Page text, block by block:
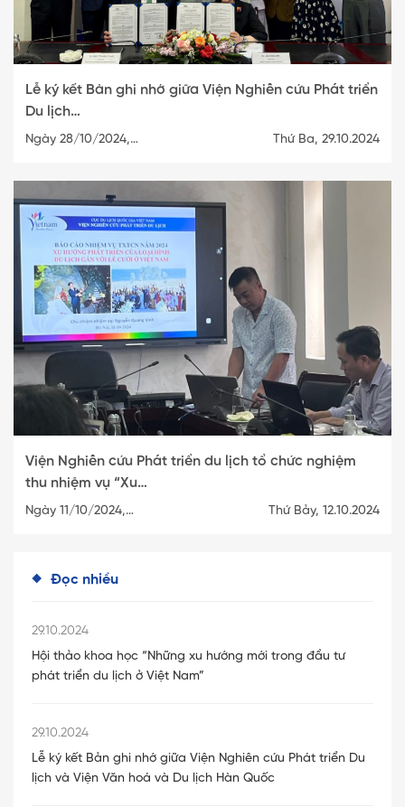
Lễ ký kết Bản ghi nhớ giữa Viện Nghiên cứu Phát triển
Du lịch…
Ngày 28/10/2024,… Thứ Ba, 29.10.2024
Viện Nghiên cứu Phát triển du lịch tổ chức nghiệm
thu nhiệm vụ “Xu…
Ngày 11/10/2024,… Thứ Bảy, 12.10.2024
Đọc nhiều
29.10.2024
Hội thảo khoa học “Những xu hướng mới trong đầu tư
phát triển du lịch ở Việt Nam”
29.10.2024
Lễ ký kết Bản ghi nhớ giữa Viện Nghiên cứu Phát triển Du
lịch và Viện Văn hoá và Du lịch Hàn Quốc